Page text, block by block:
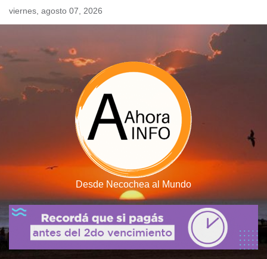
Skipviernes, agosto 07, 2026
Desde Necochea al Mundo